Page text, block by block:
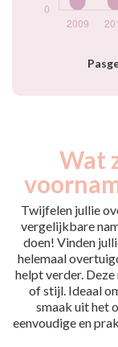
Wat
Twijfelen jullie
vergelijkbare
doen! Vinden
helemaal
helpt verder.
of stijl. Ideaal
smaak uit het
eenvoudige en